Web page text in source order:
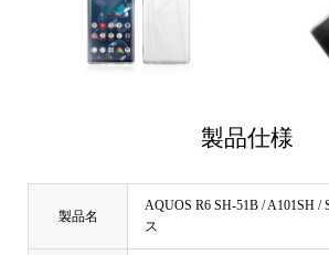
製品仕様
製品名
AQUOS R6 SH-51B / A101SH /
ス